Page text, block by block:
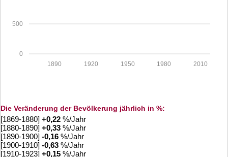
0
500
2010
1980
1950
1920
1890
Die Veränderung der Bevölkerung jährlich in %:
[1869-1880] +0,22 %/Jahr
[1880-1890] +0,33 %/Jahr
[1890-1900] -0,16 %/Jahr
[1900-1910] -0,63 %/Jahr
[1910-1923] +0,15 %/Jahr